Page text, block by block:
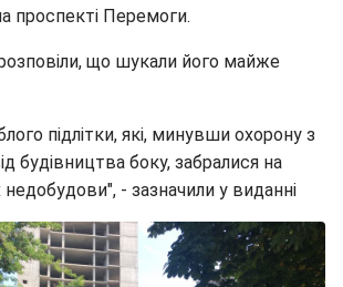
проспекті Перемоги.
що шукали його майже
підлітки, які, минувши охорону з
будівництва боку, забралися на
- зазначили у виданні